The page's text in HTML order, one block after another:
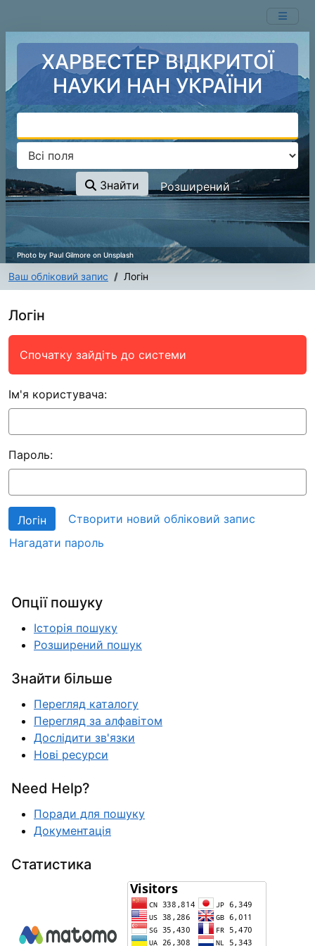
ХАРВЕСТЕР ВІДКРИТОЇ
НАУКИ НАН УКРАЇНИ
Знайти Розширений
Ваш обліковий запис Логін
Логін
Спочатку зайдіть до системи
Ім'я користувача:
Пароль:
Створити новий обліковий запис
Нагадати пароль
Опції пошуку
Історія пошуку
Розширений пошук
Знайти більше
Перегляд каталогу
Перегляд за алфавітом
Дослідити зв'язки
Нові ресурси
Need Help?
Поради для пошуку
Документація
Статистика